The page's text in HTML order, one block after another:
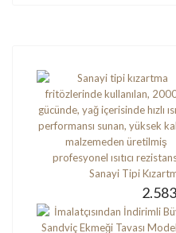
Sanayi Tipi